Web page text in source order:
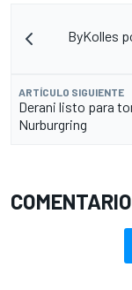
ByKolles
ARTÍCULO SIGUIENTE
Derani listo para
Nurburgring